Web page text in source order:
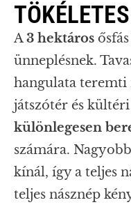
A3 hektáros
ünneplésnek.
hangulata teremti
játszótér és
különlegesen
számára.
kínál, így a teljes
teljes násznép